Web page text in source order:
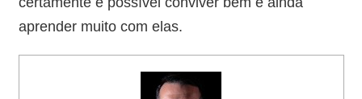
aprender muito com elas.